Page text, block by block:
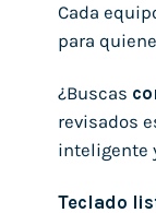
Cada
para
¿Buscas
revisados
inteligente
Teclado